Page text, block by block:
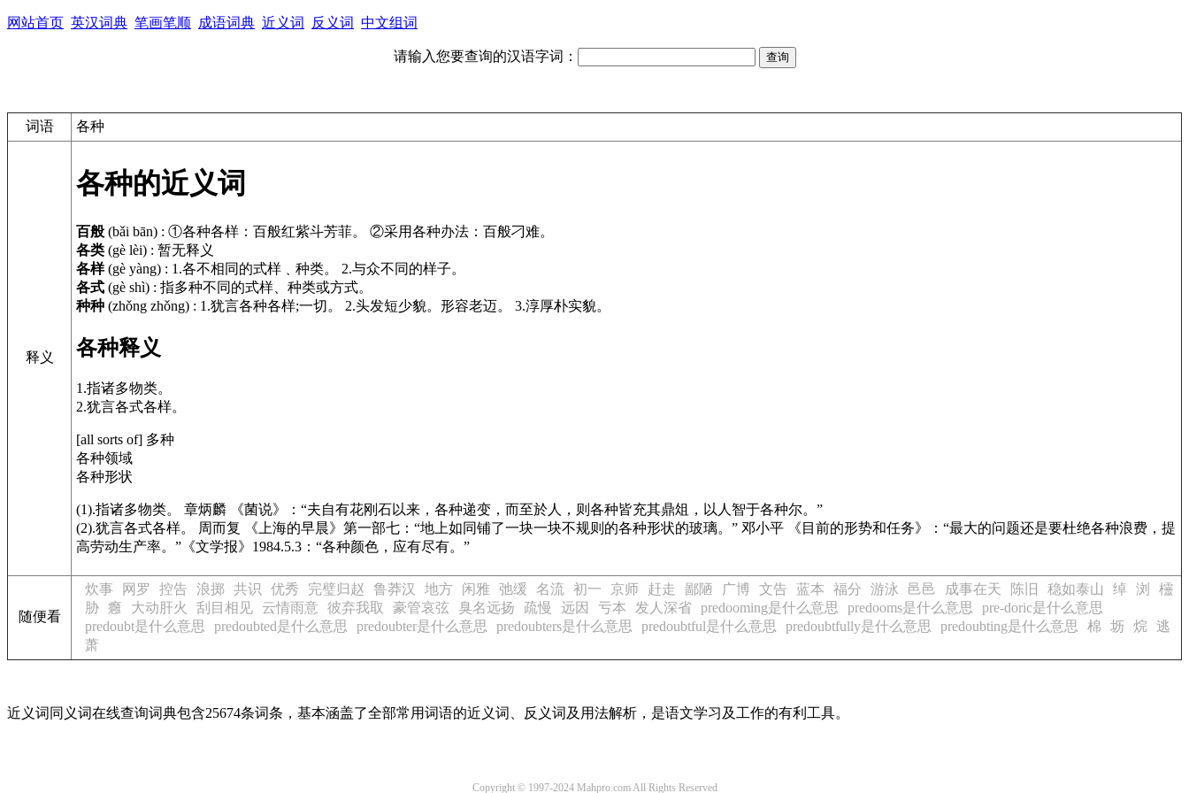
网站首页 英汉词典 笔画笔顺 成语词典 近义词 反义词 中文组词
请输入您要查询的汉语字词：
词语 各种
释义
各种的近义词
百般 (bǎi bān) : ①各种各样：百般红紫斗芳菲。 ②采用各种办法：百般刁难。
各类 (gè lèi) : 暂无释义
各样 (gè yàng) : 1.各不相同的式样﹑种类。 2.与众不同的样子。
各式 (gè shì) : 指多种不同的式样、种类或方式。
种种 (zhǒng zhǒng) : 1.犹言各种各样;一切。 2.头发短少貌。形容老迈。 3.淳厚朴实貌。
各种释义
1.指诸多物类。
2.犹言各式各样。
[all sorts of] 多种
各种领域
各种形状
(1).指诸多物类。 章炳麟 《菌说》
：“夫自有花刚石以来，各种递变，而至於人，则各种皆充其鼎俎，以人智于各种尔。”
(2).犹言各式各样。 周而复
《上海的早晨》 第一部七：“地上如同铺了一块一块不规则的各种形状的玻璃。” 邓小平 《目前的形势和任务》
：“最大的问题还是要杜绝各种浪费，提
高劳动生产率。” 《文学报》 1984.5.3：“各种颜色，应有尽有。”
随便看
炊事 网罗 控告 浪掷 共识 优秀 完璧归赵 鲁莽汉 地方 闲雅 弛缓 名流 初一 京师 赶走 鄙陋 广博 文告 蓝本 福分 游泳 邑邑 成事在天 陈旧 稳如泰山 绰 浏
欞
胁 癰 大动肝火 刮目相见 云情雨意 彼弃我取 豪管哀弦 臭名远扬 疏慢 远因 亏本 发人深省 predooming是什么意思 predooms是什么意思
pre-doric是什么意思
predoubt是什么意思
predoubted是什么意思 predoubter是什么意思 predoubters是什么意思 predoubtful是什么意思 predoubtfully是什么意思 predoubting是什么意思 棉 坜 烷 逃
萧
近义词同义词在线查询词典包含25674条词条，基本涵盖了全部常用词语的近义词、反义词及用法解析，是语文学习及工作的有利工具。
Copyright © 1997-2024 Mahpro.com All Rights Reserved